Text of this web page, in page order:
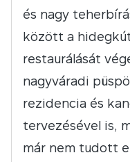
és nagy
között a
restaurálását
nagyváradi
rezidencia és
tervezésével is,
már nem tudott